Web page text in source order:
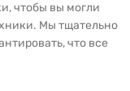
чтобы вы могли
Мы тщательно
что все